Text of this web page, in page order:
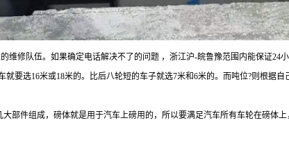
维修队伍。如果确定电话解决不了的问题 ，浙江沪-皖鲁豫范围内能保证24
要选16米或18米的。比后八轮短的车子就选7米和6米的。而吨位?则根据
部件组成，磅体就是用于汽车上磅用的，所以要满足汽车所有车轮在磅体